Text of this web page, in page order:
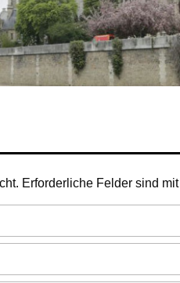
Erforderliche Felder sind mit